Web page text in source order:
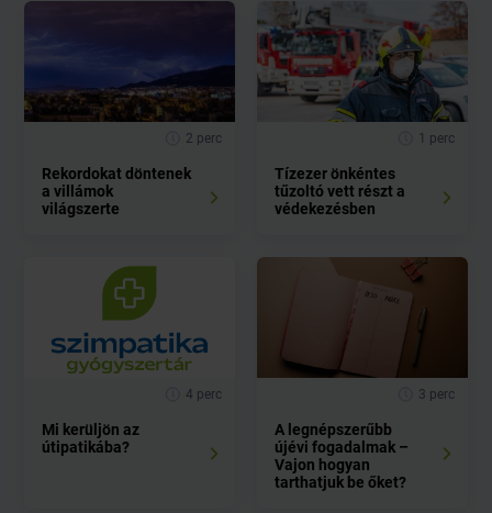
2 perc
Rekordokat döntenek
a villámok
világszerte
1 perc
Tízezer önkéntes
tűzoltó vett részt a
védekezésben
4 perc
Mi kerüljön az
útipatikába?
3 perc
A legnépszerűbb
újévi fogadalmak –
Vajon hogyan
tarthatjuk be őket?